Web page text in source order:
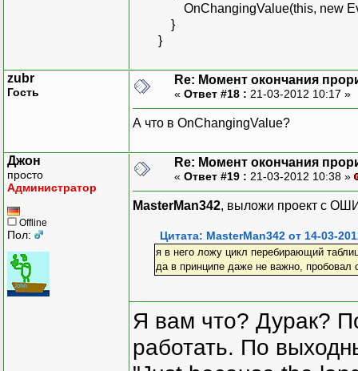
OnChangingValue(this, new
}
}
zubr
Гость
Re: Момент окончания
« Ответ #18 : 21-03-2012 10:17 »
А что в OnChangingValue?
Джон
просто
Администратор
Offline
Пол:
Re: Момент окончания
« Ответ #19 : 21-03-2012 10:38 »
MasterMan342, выложи проект с
Цитата: MasterMan342 от 14-03-
я в него ложу цикл перебирающий
да в принципе даже не важно,
Я вам что? Дурак?
работать. По